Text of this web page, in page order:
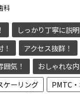
科
しっかり丁寧に説明
アクセス抜群！
気！
おしゃれな
ケーリング
PMTC